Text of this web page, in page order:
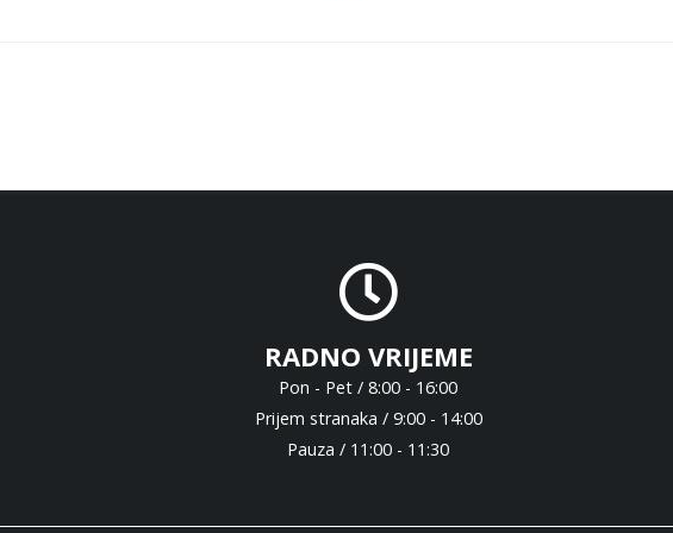
RADNO VRIJEME
Pon - Pet / 8:00 - 16:00
Prijem stranaka / 9:00 - 14:00
Pauza / 11:00 - 11:30